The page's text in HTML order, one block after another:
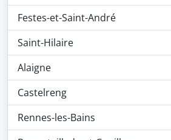
Festes-et-Saint-André
Saint-Hilaire
Alaigne
Castelreng
Rennes-les-Bains